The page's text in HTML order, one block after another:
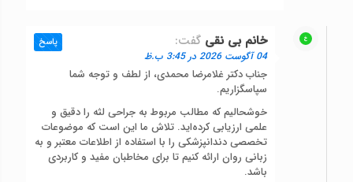
خانم بی نقی گفت:
04 آگوست 2026 در 3:45 ب.ظ
جناب دکتر غلامرضا محمدی، از لطف و توجه شما
سپاسگزاریم.
خوشحالیم که مطالب مربوط به جراحی لثه را دقیق و
علمی ارزیابی کرده‌اید. تلاش ما این است که موضوعات
تخصصی دندانپزشکی را با استفاده از اطلاعات معتبر و به
زبانی روان ارائه کنیم تا برای مخاطبان مفید و کاربردی
باشد.
پاسخ